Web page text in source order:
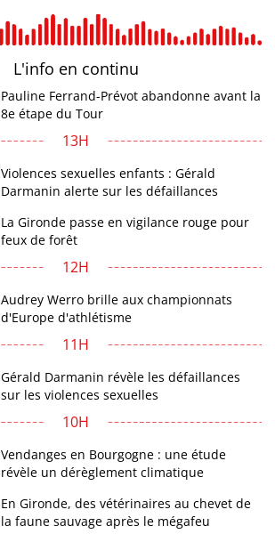
L'info en continu
Pauline Ferrand-Prévot abandonne avant la
8e étape du Tour
13H
Violences sexuelles enfants : Gérald
Darmanin alerte sur les défaillances
La Gironde passe en vigilance rouge pour
feux de forêt
12H
Audrey Werro brille aux championnats
d'Europe d'athlétisme
11H
Gérald Darmanin révèle les défaillances
sur les violences sexuelles
10H
Vendanges en Bourgogne : une étude
révèle un dérèglement climatique
En Gironde, des vétérinaires au chevet de
la faune sauvage après le mégafeu